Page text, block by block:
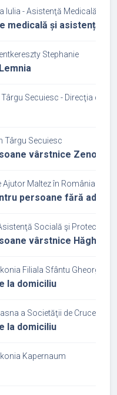
Iulia - Asistenţă Medicală şi
medicală și asistență
Stephanie
Secuiesc - Direcţia de
Târgu Secuiesc
vârstnice Zenobia
Maltez în România
persoane fără
Socială şi Protecţia
vârstnice Hăghig
Filiala Sfântu Gheorghe
la domiciliu
a Societăţii de Cruce
la domiciliu
Kapernaum